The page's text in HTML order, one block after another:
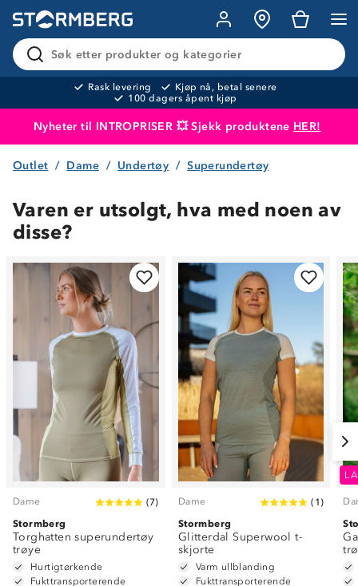
Søk etter produkter og kategorier
Rask levering
Kjøp nå, betal senere
100 dagers åpent kjøp
Nyheter til INTROPRISER 💥 Sjekk produktene HER!
Produktet er lagt i handlekurven Til kassen
Outlet Dame Undertøy Superundertøy
Varen er utsolgt, hva med noen av
disse?
Dame (7)
Stormberg
Torghatten superundertøy
trøye
Hurtigtørkende
Fukttransporterende
Dame ( 1 )
Stormberg
Glitterdal Superwool t-
skjorte
Varm ullblanding
Fukttransporterende